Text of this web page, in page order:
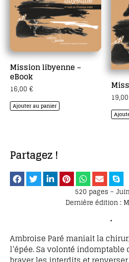
Mission libyenne –
eBook
16,00 €
Ajouter au panier
19,00
Partagez !
520 pages –
Dernière édition :
•
Ambroise Paré maniait la
l’épée. Sa volonté